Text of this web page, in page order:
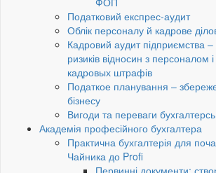
Податковий експрес-аудит
Облік персоналу й кадрове
Кадровий аудит підприємства –
ризиків відносин з персоналом
кадровых штрафів
Податкое планування –
бізнесу
Вигоди та переваги
Академія професійного бухгалтера
Практична бухгалтерія для
Чайника до Profi